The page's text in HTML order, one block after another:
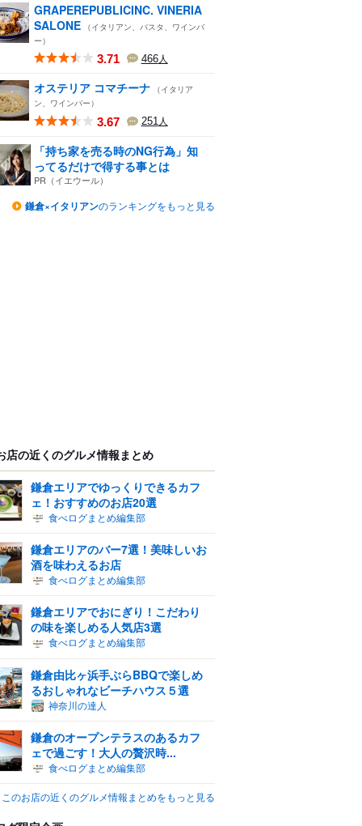
GRAPEREPUBLICINC. VINERIA
SALONE （イタリアン、パスタ、ワインバ
ー）
3.71 466人
オステリア コマチーナ （イタリア
ン、ワインバー）
3.67 251人
「持ち家を売る時のNG行為」知
ってるだけで得する事とは
PR（イエウール）
鎌倉×イタリアンのランキングをもっと見る
店の近くのグルメ情報まとめ
鎌倉エリアでゆっくりできるカフ
ェ！おすすめのお店20選
食べログまとめ編集部
鎌倉エリアのバー7選！美味しいお
酒を味わえるお店
食べログまとめ編集部
鎌倉エリアでおにぎり！こだわり
の味を楽しめる人気店3選
食べログまとめ編集部
鎌倉由比ヶ浜手ぶらBBQで楽しめ
るおしゃれなビーチハウス５選
神奈川の達人
鎌倉のオープンテラスのあるカフ
ェで過ごす！大人の贅沢時...
食べログまとめ編集部
このお店の近くのグルメ情報まとめをもっと見る